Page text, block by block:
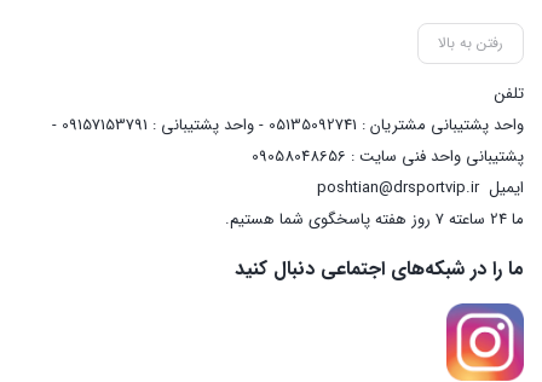
رفتن به بالا
تلفن
واحد پشتیبانی مشتریان : 05135092741 - واحد پشتیبانی : 09157153791 -
پشتیبانی واحد فنی سایت : 09058048656
ایمیلposhtian@drsportvip.ir
ما 24 ساعته 7 روز هفته پاسخگوی شما هستیم.
ما را در شبکه‌های اجتماعی دنبال کنید